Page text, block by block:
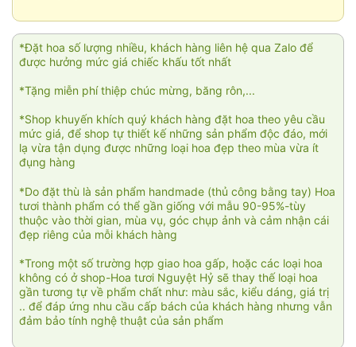
*Đặt hoa số lượng nhiều, khách hàng liên hệ qua Zalo để
được hưởng mức giá chiếc khấu tốt nhất
*Tặng miễn phí thiệp chúc mừng, băng rôn,...
*Shop khuyến khích quý khách hàng đặt hoa theo yêu cầu
mức giá, để shop tự thiết kế những sản phẩm độc đáo, mới
lạ vừa tận dụng được những loại hoa đẹp theo mùa vừa ít
đụng hàng
*Do đặt thù là sản phẩm handmade (thủ công bằng tay) Hoa
tươi thành phẩm có thể gần giống với mẫu 90-95%-tùy
thuộc vào thời gian, mùa vụ, góc chụp ảnh và cảm nhận cái
đẹp riêng của mỗi khách hàng
*Trong một số trường hợp giao hoa gấp, hoặc các loại hoa
không có ở shop-Hoa tươi Nguyệt Hỷ sẽ thay thế loại hoa
gần tương tự về phẩm chất như: màu sắc, kiểu dáng, giá trị
.. để đáp ứng nhu cầu cấp bách của khách hàng nhưng vẫn
đảm bảo tính nghệ thuật của sản phẩm